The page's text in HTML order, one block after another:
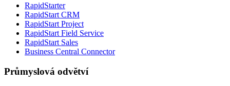
RapidStarter
RapidStart CRM
RapidStart Project
RapidStart Field Service
RapidStart Sales
Business Central Connector
Průmyslová odvětví